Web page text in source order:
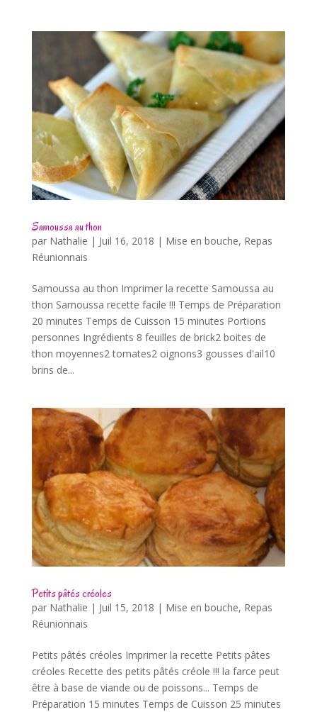
Samoussa au thon
par Nathalie | Juil 16, 2018 | Mise en bouche, Repas
Réunionnais
Samoussa au thon Imprimer la recette Samoussa au
thon Samoussa recette facile !!! Temps de Préparation
20 minutes Temps de Cuisson 15 minutes Portions
personnes Ingrédients 8 feuilles de brick2 boites de
thon moyennes2 tomates2 oignons3 gousses d'ail10
brins de...
Petits pâtés créoles
par Nathalie | Juil 15, 2018 | Mise en bouche, Repas
Réunionnais
Petits pâtés créoles Imprimer la recette Petits pâtes
créoles Recette des petits pâtés créole !!! la farce peut
être à base de viande ou de poissons... Temps de
Préparation 15 minutes Temps de Cuisson 25 minutes